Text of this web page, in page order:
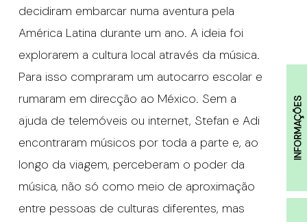
INFORMAÇÕES
decidiram embarcar numa aventura pela
América Latina durante um ano. A ideia foi
explorarem a cultura local através da música.
Para isso compraram um autocarro escolar e
rumaram em direcção ao México. Sem a
ajuda de telemóveis ou internet, Stefan e Adi
encontraram músicos por toda a parte e, ao
longo da viagem, perceberam o poder da
música, não só como meio de aproximação
entre pessoas de culturas diferentes, mas